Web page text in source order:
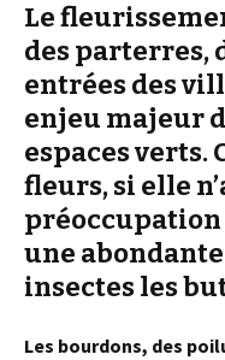
Le
des parterres,
entrées des
enjeu majeur
espaces verts.
fleurs, si elle
une
insectes les
Les bourdons, des